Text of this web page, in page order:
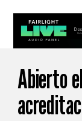
Abierto